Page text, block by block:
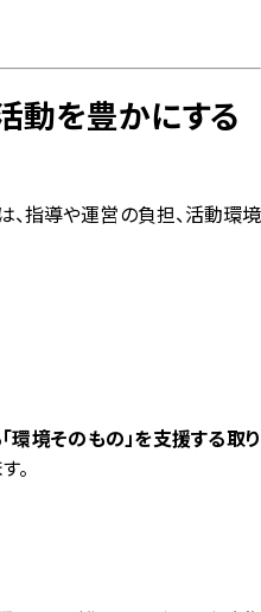
活動を豊かにする
、指導や運営の負担、活動環境
環境そのもの」を支援する取り
。